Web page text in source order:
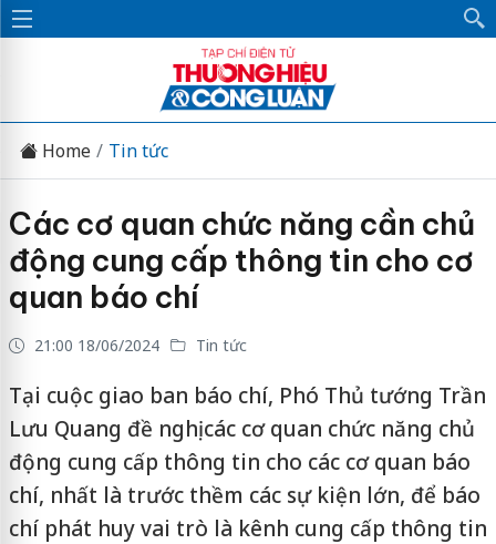
Home Tin tức
Các cơ quan chức năng cần chủ
động cung cấp thông tin cho cơ
quan báo chí
21:00 18/06/2024 Tin tức
Tại cuộc giao ban báo chí, Phó Thủ tướng Trần
Lưu Quang đề nghị các cơ quan chức năng chủ
động cung cấp thông tin cho các cơ quan báo
chí, nhất là trước thềm các sự kiện lớn, để báo
chí phát huy vai trò là kênh cung cấp thông tin